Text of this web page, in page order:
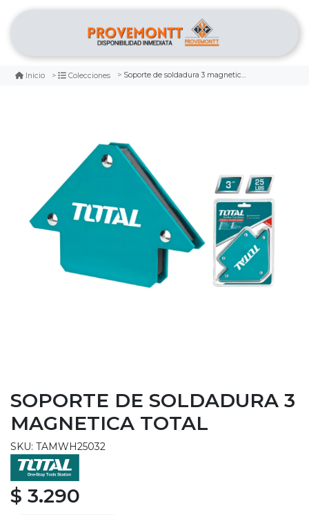
Inicio Colecciones Soporte de soldadura 3 magnetica total
SOPORTE DE SOLDADURA 3
MAGNETICA TOTAL
SKU: TAMWH25032
$ 3.290